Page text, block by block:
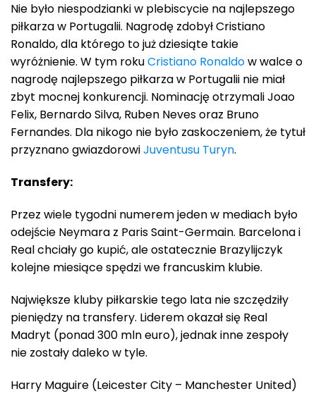
Nie było niespodzianki w plebiscycie na najlepszego
piłkarza w Portugalii. Nagrodę zdobył Cristiano
Ronaldo, dla którego to już dziesiąte takie
wyróżnienie. W tym rokuCristiano Ronaldow walce o
nagrodę najlepszego piłkarza w Portugalii nie miał
zbyt mocnej konkurencji. Nominację otrzymali Joao
Felix, Bernardo Silva, Ruben Neves oraz Bruno
Fernandes. Dla nikogo nie było zaskoczeniem, że tytuł
przyznano gwiazdorowiJuventusu Turyn.
Transfery:
Przez wiele tygodni numerem jeden w mediach było
odejście Neymara z Paris Saint-Germain. Barcelona i
Real chciały go kupić, ale ostatecznie Brazylijczyk
kolejne miesiące spędzi we francuskim klubie.
Największe kluby piłkarskie tego lata nie szczędziły
pieniędzy na transfery. Liderem okazał się Real
Madryt (ponad 300 mln euro), jednak inne zespoły
nie zostały daleko w tyle.
Harry Maguire (Leicester City – Manchester United)